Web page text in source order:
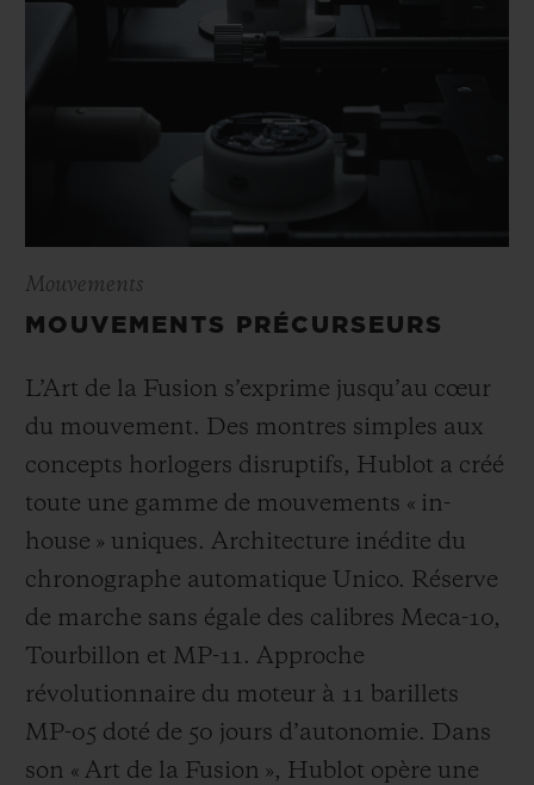
Mouvements
MOUVEMENTS PRÉCURSEURS
L’Art de la Fusion s’exprime jusqu’au cœur
du mouvement. Des montres simples aux
concepts horlogers disruptifs, Hublot a créé
toute une gamme de mouvements « in-
house » uniques. Architecture inédite du
chronographe automatique Unico. Réserve
de marche sans égale des calibres Meca-10,
Tourbillon et MP-11. Approche
révolutionnaire du moteur à 11 barillets
MP-05 doté de 50 jours d’autonomie. Dans
son « Art de la Fusion », Hublot opère une